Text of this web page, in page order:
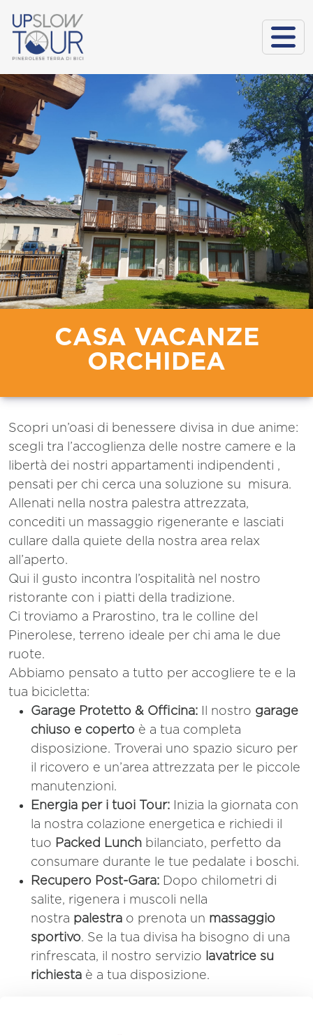
CASA VACANZE
ORCHIDEA
Scopri un’oasi di benessere divisa in due anime:
scegli tra l’accoglienza delle nostre camere e la
libertà dei nostri appartamenti indipendenti ,
pensati per chi cerca una soluzione su misura.
Allenati nella nostra palestra attrezzata,
concediti un massaggio rigenerante e lasciati
cullare dalla quiete della nostra area relax
all’aperto.
Qui il gusto incontra l’ospitalità nel nostro
ristorante con i piatti della tradizione.
Ci troviamo a Prarostino, tra le colline del
Pinerolese, terreno ideale per chi ama le due
ruote.
Abbiamo pensato a tutto per accogliere te e la
tua bicicletta:
Garage Protetto & Officina: Il nostro garage
chiuso e coperto è a tua completa
disposizione. Troverai uno spazio sicuro per
il ricovero e un’area attrezzata per le piccole
manutenzioni.
Energia per i tuoi Tour: Inizia la giornata con
la nostra colazione energetica e richiedi il
tuo Packed Lunch bilanciato, perfetto da
consumare durante le tue pedalate i boschi.
Recupero Post-Gara: Dopo chilometri di
salite, rigenera i muscoli nella
nostra palestra o prenota un massaggio
sportivo. Se la tua divisa ha bisogno di una
rinfrescata, il nostro servizio
lavatrice su
richiesta è a tua disposizione.